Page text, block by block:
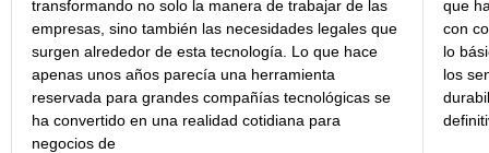
transformando no solo la manera de trabajar de las
empresas, sino también las necesidades legales que
surgen alrededor de esta tecnología. Lo que hace
apenas unos años parecía una herramienta
reservada para grandes compañías tecnológicas se
ha convertido en una realidad cotidiana para
negocios de
que
con
lo
los